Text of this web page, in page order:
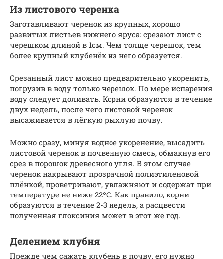
Из листового черенка
Заготавливают черенок из крупных, хорошо
развитых листьев нижнего яруса: срезают лист с
черешком длиной в 1см. Чем толще черешок, тем
более крупный клубенёк из него образуется.
Срезанный лист можно предварительно укоренить,
погрузив в воду только черешок. По мере испарения
воду следует доливать. Корни образуются в течение
двух недель, после чего листовой черенок
высаживается в лёгкую рыхлую почву.
Можно сразу, минуя водное укоренение, высадить
листовой черенок в почвенную смесь, обмакнув его
срез в порошок древесного угля. В этом случае
черенок накрывают прозрачной полиэтиленовой
плёнкой, проветривают, увлажняют и содержат при
температуре не ниже 22ºС. Как правило, корни
образуются в течение 2-3 недель, а расцвести
полученная глоксиния может в этот же год.
Делением клубня
Прежде чем сажать клубень в почву, его нужно